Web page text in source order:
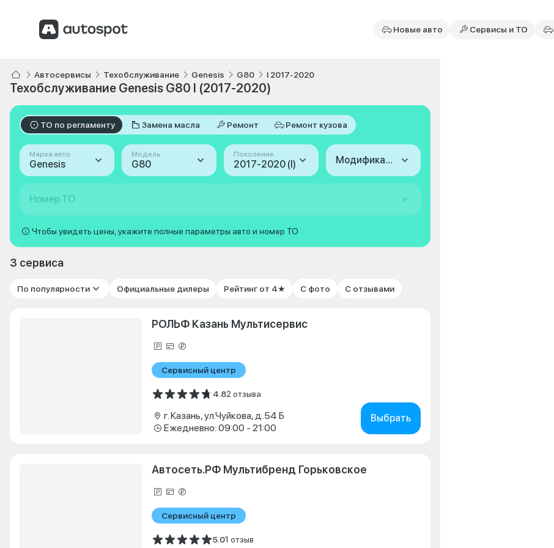
Новые авто Сервисы и ТО
Автосервисы Техобслуживание Genesis G80 I 2017-2020
Техобслуживание Genesis G80 I (2017-2020)
ТО по регламенту Замена масла Ремонт Ремонт кузова
Марка авто
Genesis
Модель
G80
Поколение
2017-2020 (I) Модификация
Номер ТО
Чтобы увидеть цены, укажите полные параметры авто и номер ТО
3 сервиса
По популярности Официальные дилеры Рейтинг от 4★ С фото С отзывами
РОЛЬФ Казань Мультисервис
Сервисный центр
4.82 отзыва
г. Казань, ул.Чуйкова, д.54 Б
Ежедневно: 09:00 - 21:00
Выбрать
Автосеть.РФ Мультибренд Горьковское
Сервисный центр
5.01 отзыв